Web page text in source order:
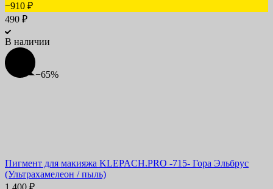
−910 ₽
490 ₽
В наличии
−65%
Пигмент для макияжа KLEPACH.PRO -715- Гора Эльбрус
(Ультрахамелеон / пыль)